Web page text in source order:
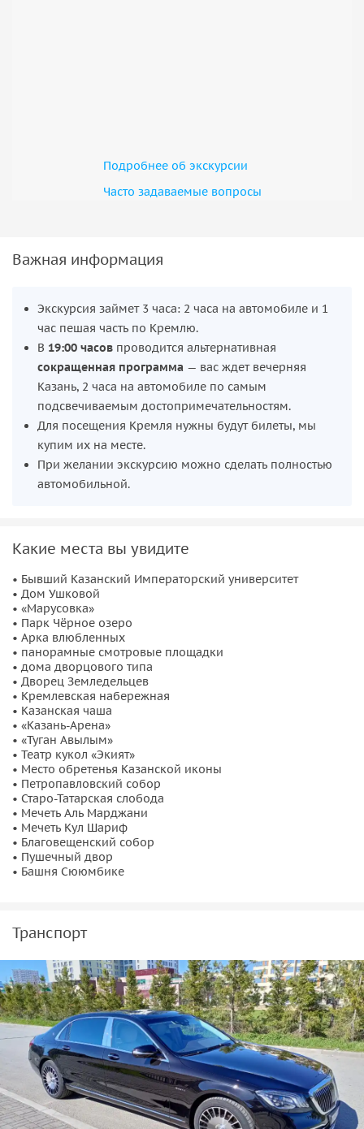
Подробнее об экскурсии
Часто задаваемые вопросы
Важная информация
Экскурсия займет 3 часа: 2 часа на автомобиле и 1
час пешая часть по Кремлю.
В 19:00 часов проводится альтернативная
сокращенная программа — вас ждет вечерняя
Казань, 2 часа на автомобиле по самым
подсвечиваемым достопримечательностям.
Для посещения Кремля нужны будут билеты, мы
купим их на месте.
При желании экскурсию можно сделать полностью
автомобильной.
Какие места вы увидите
• Бывший Казанский Императорский университет
• Дом Ушковой
• «Марусовка»
• Парк Чёрное озеро
• Арка влюбленных
• панорамные смотровые площадки
• дома дворцового типа
• Дворец Земледельцев
• Кремлевская набережная
• Казанская чаша
• «Казань-Арена»
• «Туган Авылым»
• Театр кукол «Экият»
• Место обретенья Казанской иконы
• Петропавловский собор
• Старо-Татарская слобода
• Мечеть Аль Марджани
• Мечеть Кул Шариф
• Благовещенский собор
• Пушечный двор
• Башня Сююмбике
Транспорт